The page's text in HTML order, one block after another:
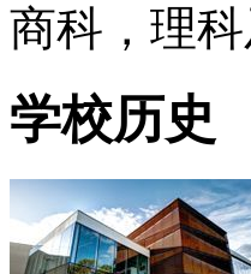
商科，理
学校历史